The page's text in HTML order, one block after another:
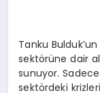
Tanku
sektörüne dair
sunuyor.
sektördeki